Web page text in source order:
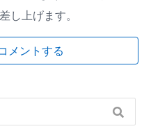
し上げます。
メントする